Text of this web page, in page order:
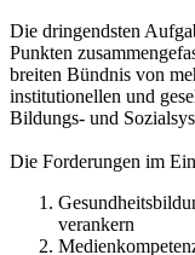
Die dringendsten
Punkten
breiten Bündnis von
institutionellen und
Bildungs- und
Die Forderungen im
verankern